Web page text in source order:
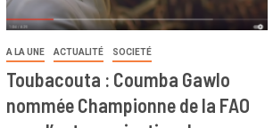
A LA UNE ACTUALITÉ SOCIETÉ
Toubacouta : Coumba Gawlo
nommée Championne de la FAO